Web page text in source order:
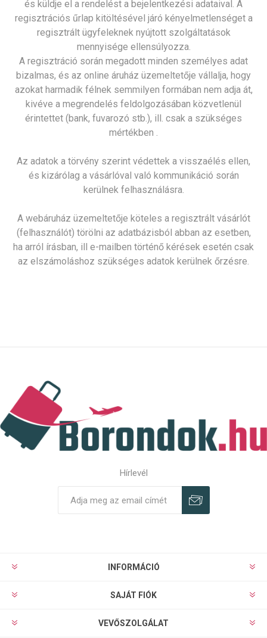
és küldje el a rendelést a bejelentkezési adataival. A
regisztrációs űrlap kitöltésével járó kényelmetlenséget a
regisztrált ügyfeleknek nyújtott szolgáltatások
mennyisége ellensúlyozza.
A regisztráció során megadott minden személyes adat
bizalmas, és az online áruház üzemeltetője vállalja, hogy
azokat harmadik félnek semmilyen formában nem adja át,
kivéve a megrendelés feldolgozásában közvetlenül
érintettet (bank, fuvarozó stb.), ill. csak a szükséges
mértékben .
Az adatok a törvény szerint védettek a visszaélés ellen,
és kizárólag a vásárlóval való kommunikáció során
kerülnek felhasználásra.
A webáruház üzemeltetője köteles a regisztrált vásárlót
(felhasználót) törölni az adatbázisból abban az esetben,
ha arról írásban, ill e-mailben történő kérések esetén csak
az elszámoláshoz szükséges adatok kerülnek őrzésre.
Hírlevél
INFORMÁCIÓ
SAJÁT FIÓK
VEVŐSZOLGÁLAT